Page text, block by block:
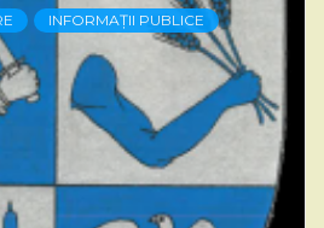
INFORMAȚII PUBLICE